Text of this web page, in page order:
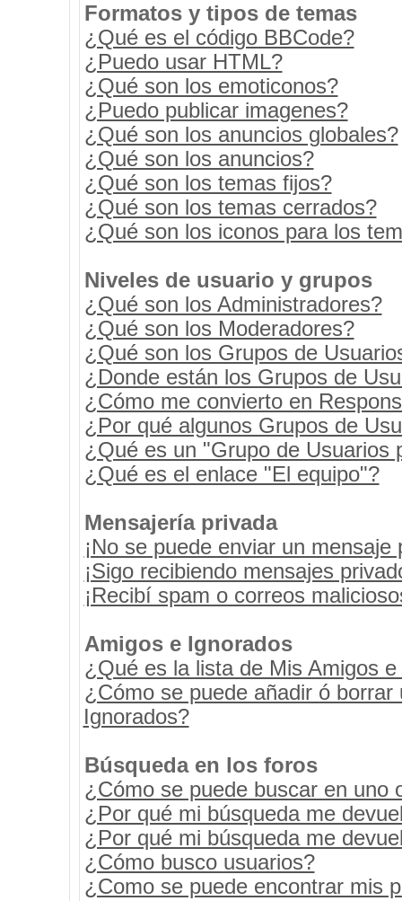
Formatos y tipos de temas
¿Qué es el código BBCode?
¿Puedo usar HTML?
¿Qué son los emoticonos?
¿Puedo publicar imagenes?
¿Qué son los anuncios globales?
¿Qué son los anuncios?
¿Qué son los temas fijos?
¿Qué son los temas cerrados?
¿Qué son los iconos para los
Niveles de usuario y grupos
¿Qué son los Administradores?
¿Qué son los Moderadores?
¿Qué son los Grupos de
¿Donde están los Grupos de
¿Cómo me convierto en
¿Por qué algunos Grupos de
¿Qué es un "Grupo de Usuarios
¿Qué es el enlace "El equipo"?
Mensajería privada
¡No se puede enviar un mensaje
¡Sigo recibiendo mensajes
¡Recibí spam o correos
Amigos e Ignorados
¿Qué es la lista de Mis Amigos
¿Cómo se puede añadir ó
Ignorados?
Búsqueda en los foros
¿Cómo se puede buscar en uno
¿Por qué mi búsqueda me
¿Por qué mi búsqueda me
¿Cómo busco usuarios?
¿Como se puede encontrar mis